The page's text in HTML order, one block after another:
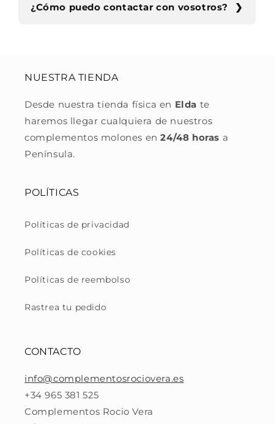
¿Cómo puedo contactar con vosotros?
NUESTRA TIENDA
Desde nuestra tienda física en Elda te
haremos llegar cualquiera de nuestros
complementos molones en24/48 horas a
Península.
POLÍTICAS
Políticas de privacidad
Políticas de cookies
Políticas de reembolso
Rastrea tu pedido
CONTACTO
info@complementosrociovera.es
+34 965 381 525
Complementos Rocio Vera